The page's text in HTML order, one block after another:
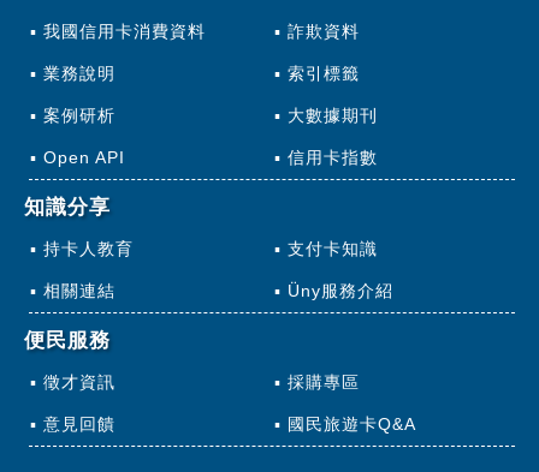
我國信用卡消費資料 詐欺資料
業務說明 索引標籤
案例研析 大數據期刊
Open API 信用卡指數
知識分享
持卡人教育 支付卡知識
相關連結 Üny服務介紹
便民服務
徵才資訊 採購專區
意見回饋 國民旅遊卡Q&A